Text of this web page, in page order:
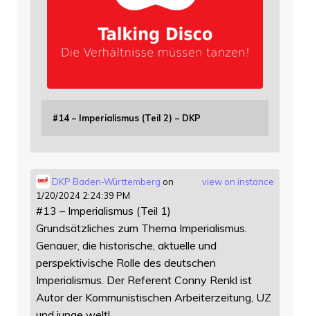
#14 – Imperialismus (Teil 2) – DKP
view on instance
DKP Baden-Württemberg on
1/20/2024 2:24:39 PM
#13 – Imperialismus (Teil 1)
Grundsätzliches zum Thema Imperialismus.
Genauer, die historische, aktuelle und
perspektivische Rolle des deutschen
Imperialismus. Der Referent Conny Renkl ist
Autor der Kommunistischen Arbeiterzeitung, UZ